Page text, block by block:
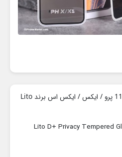
Lito D+ Privacy Tempered